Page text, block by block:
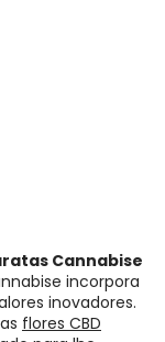
Cannabise
incorpora
inovadores.
flores CBD